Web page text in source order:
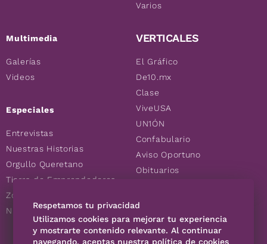
Multimedia
Galerías
Videos
Especiales
Entrevistas
Nuestras Historias
Orgullo Queretano
Tierra de Emprendedores
Zoociales
Nuevos Queretanos
Varios
VERTICALES
El Gráfico
De10.mx
Clase
ViveUSA
UN1ÓN
Confabulario
Aviso Oportuno
Obituarios
Consultas
Respetamos tu privacidad
Utilizamos cookies para mejorar tu experiencia
y mostrarte contenido relevante. Al continuar
navegando, aceptas nuestra política de cookies